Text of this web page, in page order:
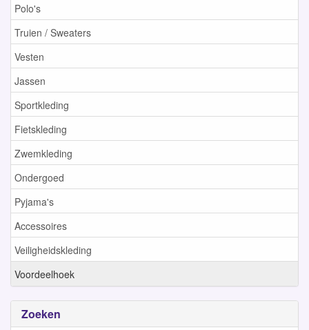
Polo's
Truien / Sweaters
Vesten
Jassen
Sportkleding
Fietskleding
Zwemkleding
Ondergoed
Pyjama's
Accessoires
Veiligheidskleding
Voordeelhoek
Zoeken